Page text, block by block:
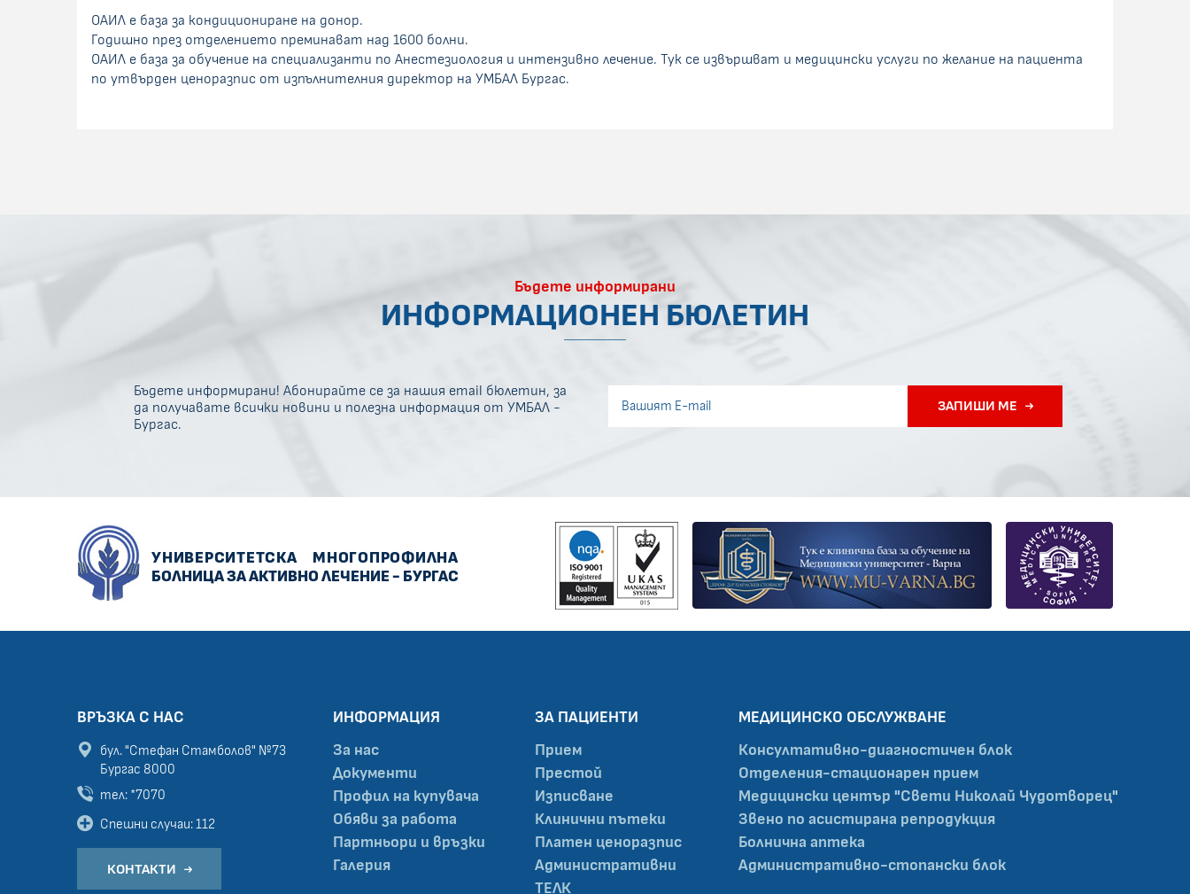
ОАИЛ е база за кондициониране на донор.
Годишно през отделението преминават над 1600 болни.
ОАИЛ е база за обучение на специализанти по Анестезиология и интензивно лечение. Тук се извършват и медицински услуги по желание на пациента
по утвърден ценоразпис от изпълнителния директор на УМБАЛ Бургас.
Бъдете информирани
ИНФОРМАЦИОНЕН БЮЛЕТИН
Бъдете информирани! Абонирайте се за нашия email бюлетин, за
да получавате всички новини и полезна информация от УМБАЛ -
Бургас.
ЗАПИШИ МЕ
УНИВЕРСИТЕТСКА
МНОГОПРОФИЛНА
БОЛНИЦА ЗА АКТИВНО ЛЕЧЕНИЕ - БУРГАС
ВРЪЗКА С НАС
бул. "Стефан Стамболов" №73
Бургас 8000
тел: *7070
Спешни случаи: 112
КОНТАКТИ
ИНФОРМАЦИЯ
За нас
Документи
Профил на купувача
Обяви за работа
Партньори и връзки
Галерия
ЗА ПАЦИЕНТИ
Прием
Престой
Изписване
Клинични пътеки
Платен ценоразпис
Административни
ТЕЛК
МЕДИЦИНСКО ОБСЛУЖВАНЕ
Консултативно-диагностичен блок
Отделения-стационарен прием
Медицински център "Свети Николай Чудотворец"
Звено по асистирана репродукция
Болнична аптека
Административно-стопански блок